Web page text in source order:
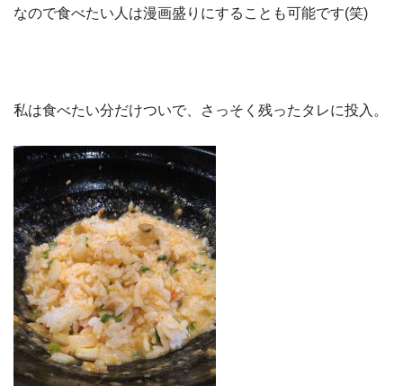
なので食べたい人は漫画盛りにすることも可能です(笑)
私は食べたい分だけついで、さっそく残ったタレに投入。